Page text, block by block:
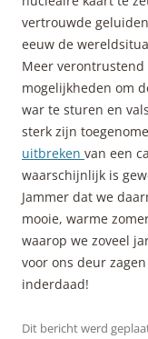
vertrouwde
eeuw de
Meer
mogelijkheden om
war te sturen en
sterk zijn
uitbreken van een
waarschijnlijk is
Jammer dat we
mooie, warme
waarop we zoveel
voor ons deur
inderdaad!
Dit bericht werd